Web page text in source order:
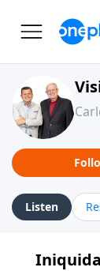
Listen